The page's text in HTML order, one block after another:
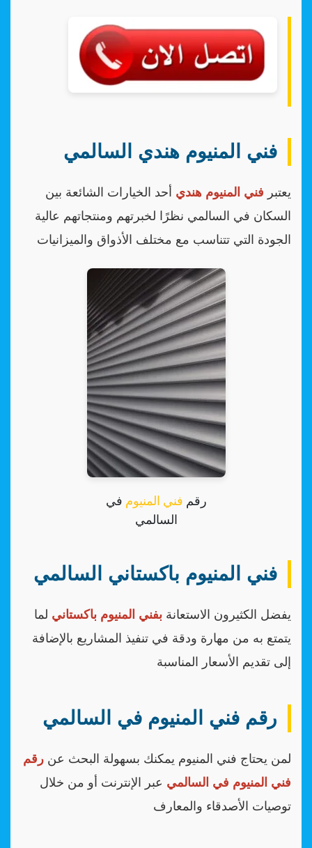
فني المنيوم هندي السالمي
يعتبر فني المنيوم هندي أحد الخيارات الشائعة بين
السكان في السالمي نظرًا لخبرتهم ومنتجاتهم عالية
الجودة التي تتناسب مع مختلف الأذواق والميزانيات
رقم فني المنيوم في
السالمي
فني المنيوم باكستاني السالمي
يفضل الكثيرون الاستعانة بفني المنيوم باكستاني لما
يتمتع به من مهارة ودقة في تنفيذ المشاريع بالإضافة
إلى تقديم الأسعار المناسبة
رقم فني المنيوم في السالمي
لمن يحتاج فني المنيوم يمكنك بسهولة البحث عن رقم
فني المنيوم في السالمي عبر الإنترنت أو من خلال
توصيات الأصدقاء والمعارف